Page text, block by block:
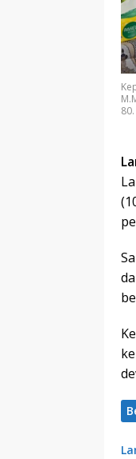
80.